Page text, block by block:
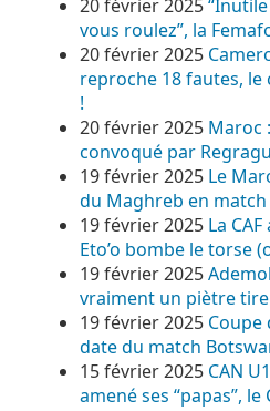
20 février 2025
vous roulez”, la
20 février 2025
reproche 18 fautes,
!
20 février 2025 Maroc
convoqué par
19 février 2025 Le
du Maghreb en
19 février 2025 La
Eto’o bombe le torse
19 février 2025
vraiment un piètre
19 février 2025 Coupe
date du match
15 février 2025 CAN
amené ses “papas”,